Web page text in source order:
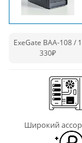
ExeGate BAA-108 / 1
330₽
Широкий